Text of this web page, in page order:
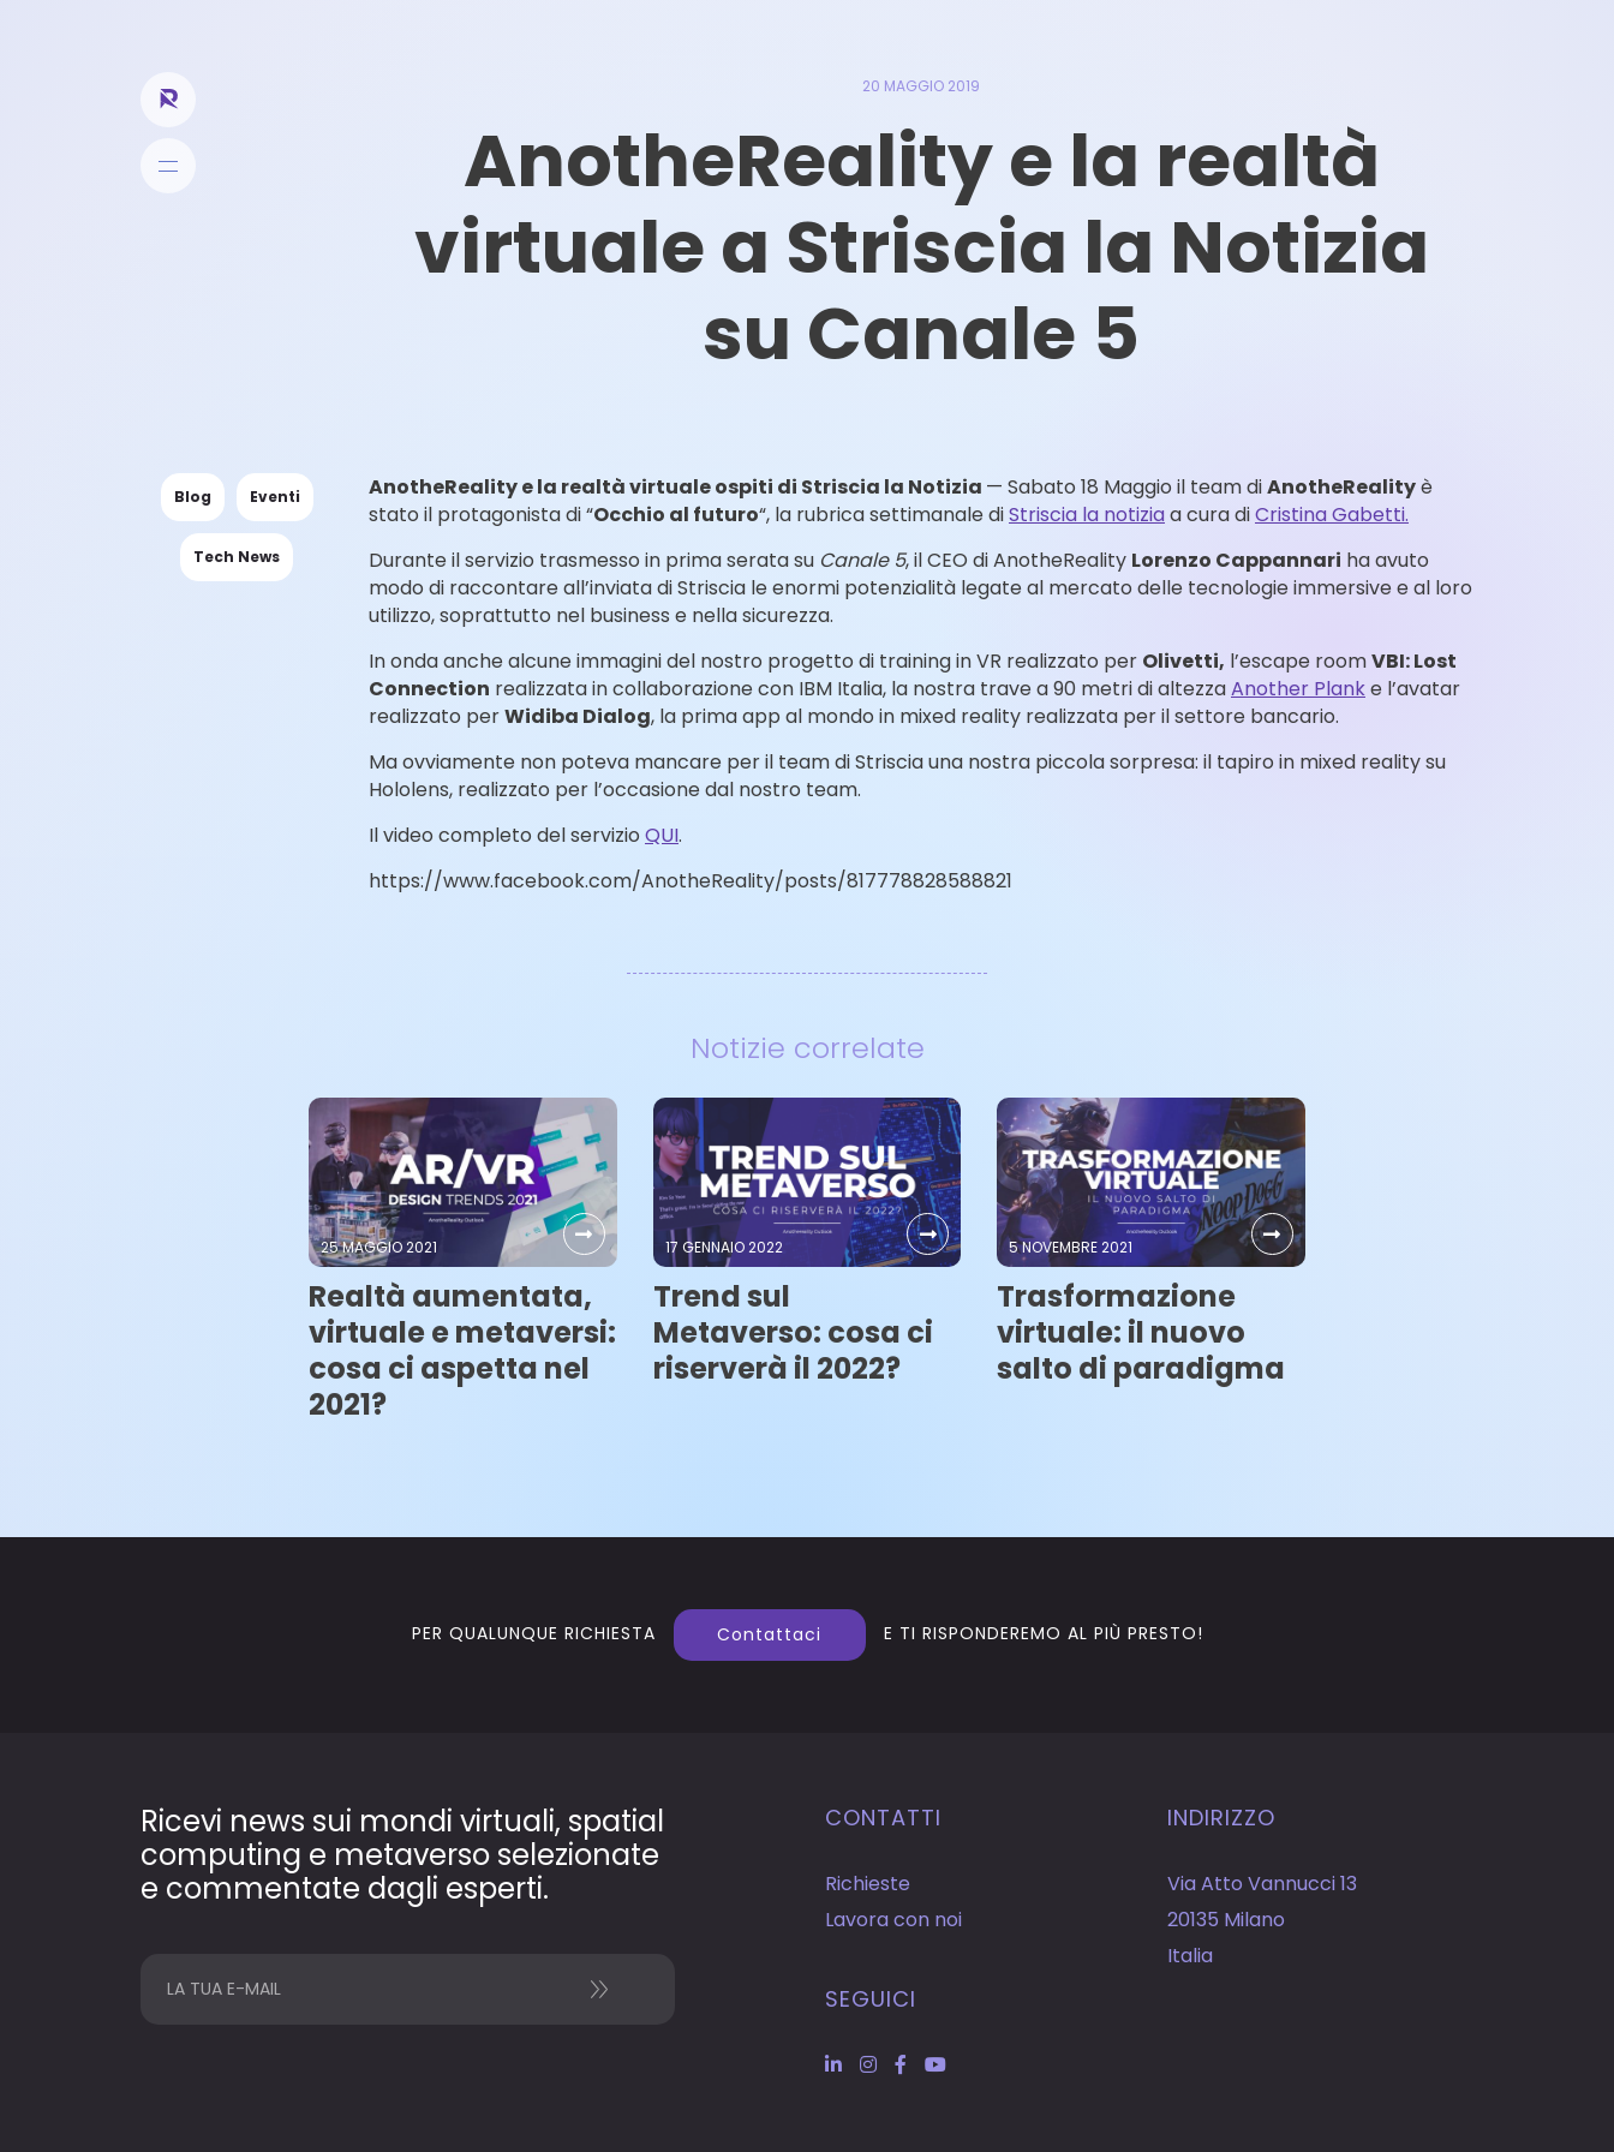
20 MAGGIO 2019
AnotheReality e la realtà
virtuale a Striscia la Notizia
su Canale 5
Blog Eventi
Tech News
AnotheReality e la realtà virtuale ospiti di Striscia la Notizia — Sabato 18 Maggio il team diAnotheRealityè
stato il protagonista di “Occhio al futuro“, la rubrica settimanale diStriscia la notiziaa cura diCristina Gabetti.
Durante il servizio trasmesso in prima serata su Canale 5, il CEO di AnotheReality Lorenzo Cappannari ha avuto
modo di raccontare all’inviata di Striscia le enormi potenzialità legate al mercato delle tecnologie immersive e al loro
utilizzo, soprattutto nel business e nella sicurezza.
In onda anche alcune immagini del nostro progetto di training in VR realizzato per Olivetti, l’escape roomVBI: Lost
Connection realizzata in collaborazione con IBM Italia, la nostra trave a 90 metri di altezzaAnother Planke l’avatar
realizzato perWidiba Dialog, la prima app al mondo in mixed reality realizzata per il settore bancario.
Ma ovviamente non poteva mancare per il team di Striscia una nostra piccola sorpresa: il tapiro in mixed reality su
Hololens, realizzato per l’occasione dal nostro team.
Il video completo del servizio QUI.
https://www.facebook.com/AnotheReality/posts/817778828588821
Notizie correlate
25 MAGGIO 2021
Realtà aumentata,
virtuale e metaversi:
cosa ci aspetta nel
2021?
17 GENNAIO 2022
Trend sul
Metaverso: cosa ci
riserverà il 2022?
5 NOVEMBRE 2021
Trasformazione
virtuale: il nuovo
salto di paradigma
PER QUALUNQUE RICHIESTA Contattaci E TI RISPONDEREMO AL PIÙ PRESTO!
Ricevi news sui mondi virtuali, spatial
computing e metaverso selezionate
e commentate dagli esperti.
CONTATTI
Richieste
Lavora con noi
SEGUICI
INDIRIZZO
Via Atto Vannucci 13
20135 Milano
Italia